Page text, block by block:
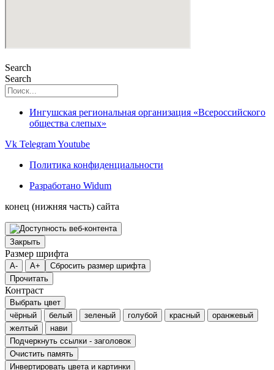
Search
Search
Ингушская региональная организация «Всероссийского
общества слепых»
Vk TelegramYoutube
Политика конфиденциальности
Разработано Widum
конец (нижняя часть) сайта
Закрыть
Размер шрифта
A- A+
Сбросить размер шрифта
Прочитать
Контраст
Выбрать цвет
чёрный
белый зеленый голубой красный
оранжевый
желтый
нави
Подчеркнуть ссылки - заголовок
Очистить память
Инвертировать цвета и картинки